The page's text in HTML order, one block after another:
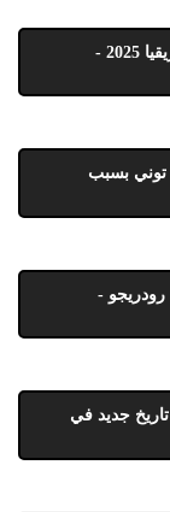
لجنة الاستئناف تمنح المغرب رسمياً لقب أمم أفريقيا 2025 -
توني بسبب
-
جديد في